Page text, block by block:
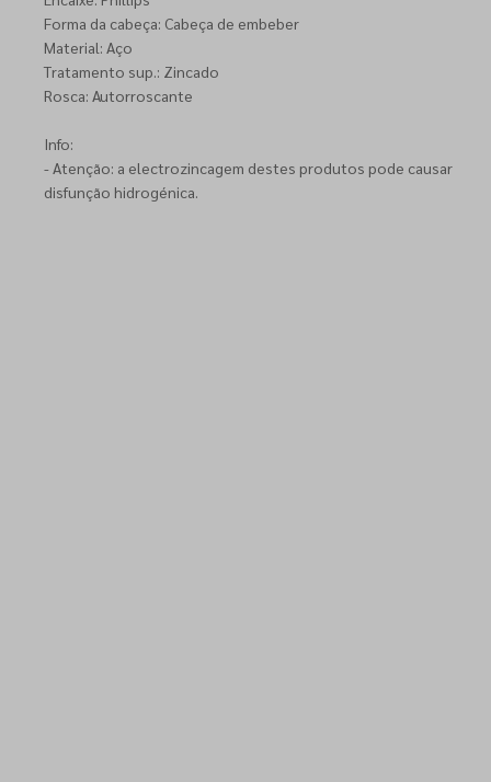
Forma da cabeça: Cabeça de embeber
Material: Aço
Tratamento sup.: Zincado
Rosca: Autorroscante
Info:
- Atenção: a electrozincagem destes produtos pode causar
disfunção hidrogénica.